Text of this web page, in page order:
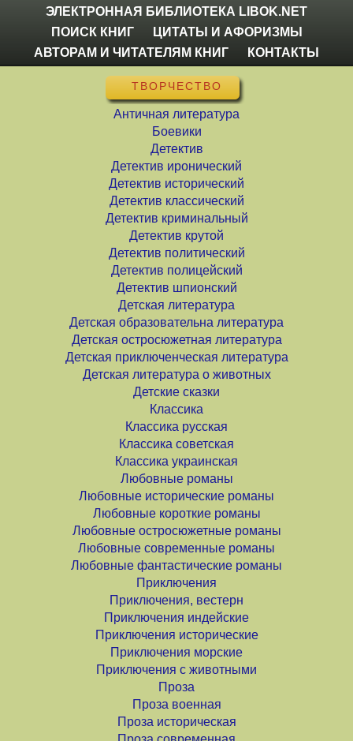
ЭЛЕКТРОННАЯ БИБЛИОТЕКА LIBOK.NET
ПОИСК КНИГ
ЦИТАТЫ И АФОРИЗМЫ
АВТОРАМ И ЧИТАТЕЛЯМ КНИГ
КОНТАКТЫ
ТВОРЧЕСТВО
Античная литература
Боевики
Детектив
Детектив иронический
Детектив исторический
Детектив классический
Детектив криминальный
Детектив крутой
Детектив политический
Детектив полицейский
Детектив шпионский
Детская литература
Детская образовательна литература
Детская остросюжетная литература
Детская приключенческая литература
Детская литература о животных
Детские сказки
Классика
Классика русская
Классика советская
Классика украинская
Любовные романы
Любовные исторические романы
Любовные короткие романы
Любовные остросюжетные романы
Любовные современные романы
Любовные фантастические романы
Приключения
Приключения, вестерн
Приключения индейские
Приключения исторические
Приключения морские
Приключения с животными
Проза
Проза военная
Проза историческая